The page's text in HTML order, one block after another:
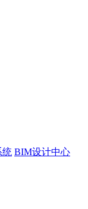
统 BIM设计中心